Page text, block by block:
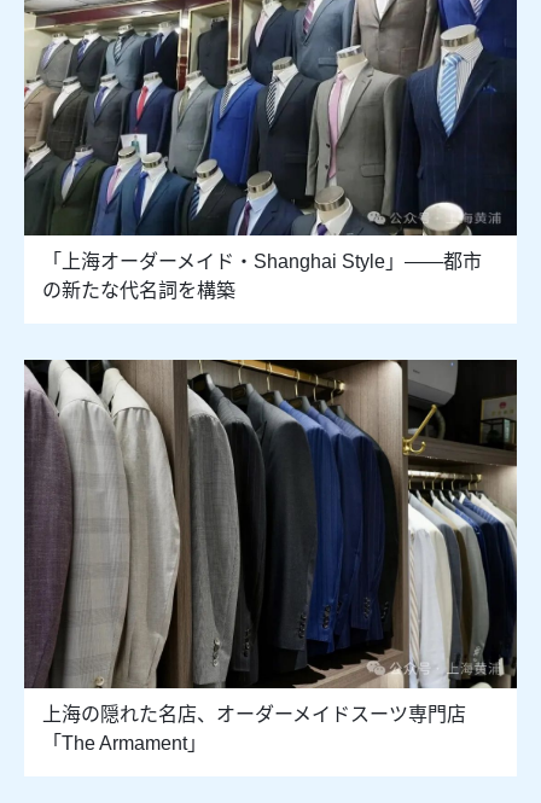
「上海オーダーメイド・Shanghai Style」――都市
の新たな代名詞を構築
上海の隠れた名店、オーダーメイドスーツ専門店
「The Armament」